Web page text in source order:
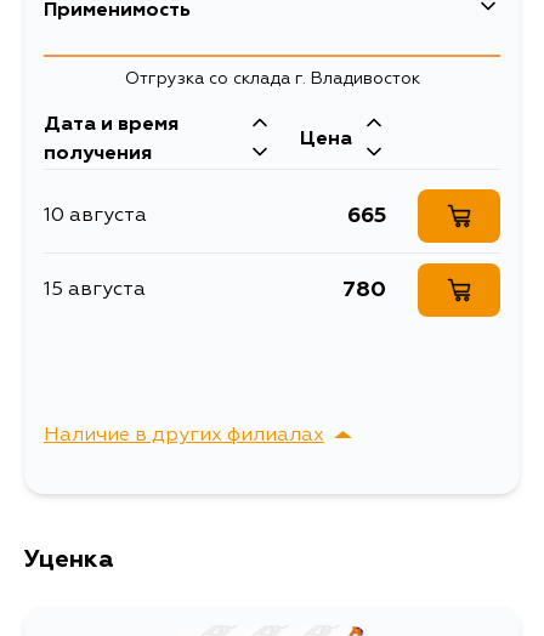
передней стойки
Расширенное описание
скольжения опоры
передней стойки
Товарная группа
подшипники
Применимость
Mazda
Кузов Двигатель
GH LF17
Отгрузка со склада г. Владивосток
Дата и время
получения
Цена
10 августа 665
15 августа 780
Наличие в других филиалах
г. Владивосток,
Уценка